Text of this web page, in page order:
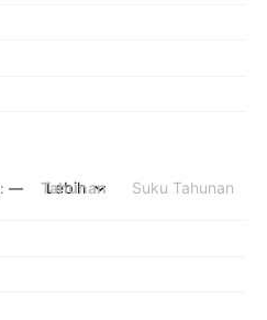
: — Tahunan Suku Tahunan
Lebih